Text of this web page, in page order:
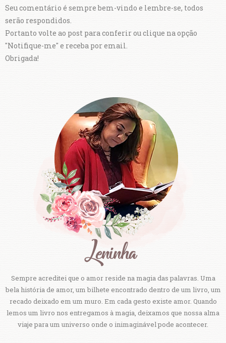
Seu comentário é sempre bem-vindo e lembre-se, todos
serão respondidos.
Portanto volte ao post para conferir ou clique na opção
"Notifique-me" e receba por email.
Obrigada!
Sempre acreditei que o amor reside na magia das palavras. Uma
bela história de amor, um bilhete encontrado dentro de um livro, um
recado deixado em um muro. Em cada gesto existe amor. Quando
lemos um livro nos entregamos à magia, deixamos que nossa alma
viaje para um universo onde o inimaginável pode acontecer.